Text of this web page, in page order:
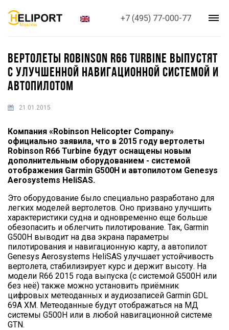
+7 (495) 77-000-77
ВЕРТОЛЕТЫ ROBINSON R66 TURBINE ВЫПУСТЯТ
С УЛУЧШЕННОЙ НАВИГАЦИОННОЙ СИСТЕМОЙ И
АВТОПИЛОТОМ
21.01.2015
Компания «Robinson Helicopter Company»
официально заявила, что в 2015 году вертолеты
Robinson R66 Turbine будут оснащены новым
дополнительным оборудованием - системой
отображения Garmin G500H и автопилотом Genesys
Aerosystems HeliSAS.
Это оборудование было специально разработано для
легких моделей вертолетов. Оно призвано улучшить
характеристики судна и одновременно еще больше
обезопасить и облегчить пилотирование. Так, Garmin
G500H выводит на два экрана параметры
пилотирования и навигационную карту, а автопилот
Genesys Aerosystems HeliSAS улучшает устойчивость
вертолета, стабилизирует курс и держит высоту. На
модели R66 2015 года выпуска (с системой G500H или
без неё) также можно установить приёмник
цифровых метеоданных и аудиозаписей Garmin GDL
69A XM. Метеоданные будут отображаться на МД
системы G500H или в любой навигационной системе
GTN.